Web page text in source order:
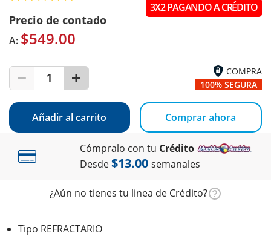
Precio de contado
A: $549.00
1
3X2 PAGANDO A CRÉDITO
COMPRA
100% SEGURA
Añadir al carrito Comprar ahora
Cómpralo con tu Crédito
Desde$13.00 semanales
¿Aún no tienes tu linea de Crédito?
Tipo REFRACTARIO